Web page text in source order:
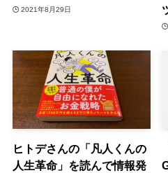
2021年8月29日
ヒトデさんの「凡人くんの
人生革命」を読んで情報発